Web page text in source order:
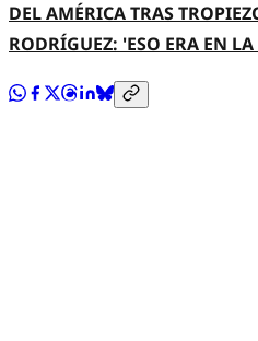
DEL AMÉRICA TRAS
RODRÍGUEZ: 'ESO ERA EN